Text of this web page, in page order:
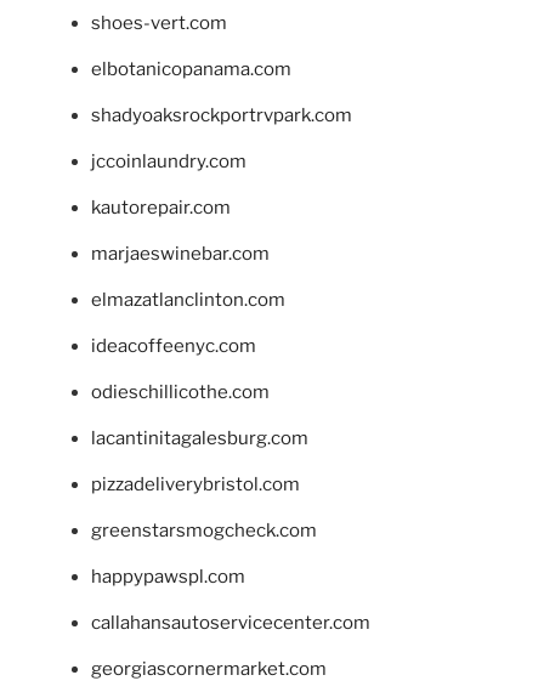
shoes-vert.com
elbotanicopanama.com
shadyoaksrockportrvpark.com
jccoinlaundry.com
kautorepair.com
marjaeswinebar.com
elmazatlanclinton.com
ideacoffeenyc.com
odieschillicothe.com
lacantinitagalesburg.com
pizzadeliverybristol.com
greenstarsmogcheck.com
happypawspl.com
callahansautoservicecenter.com
georgiascornermarket.com